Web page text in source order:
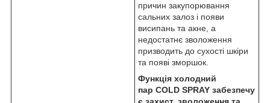
причин закупорювання
сальних залоз і появи
висипань та акне, а
недостатнє зволоження
призводить до сухості шкіри
та появі зморшок.
Функція холодний
пар COLD SPRAY забезпечу